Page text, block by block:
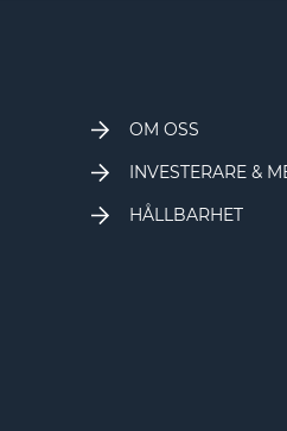
OM OSS
INVESTERARE &
HÅLLBARHET